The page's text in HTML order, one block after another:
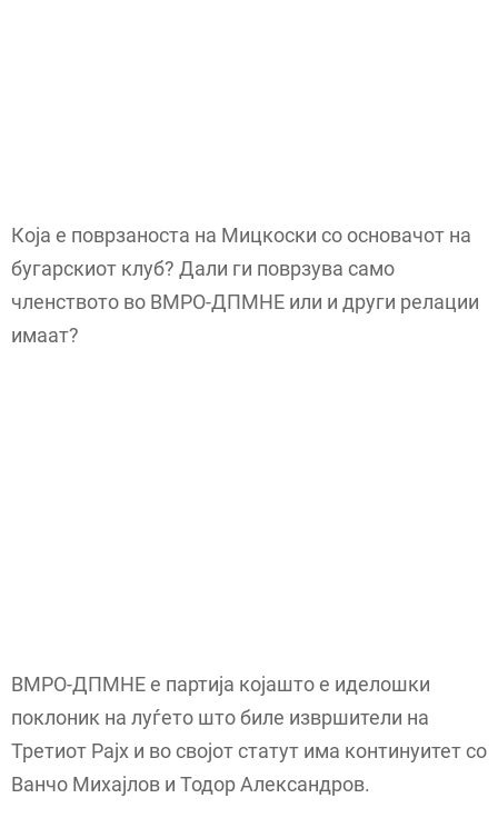
Која е поврзаноста на Мицкоски со основачот на
бугарскиот клуб? Дали ги поврзува само
членството во ВМРО-ДПМНЕ или и други релации
имаат?
ВМРО-ДПМНЕ е партија којашто е иделошки
поклоник на луѓето што биле извршители на
Третиот Рајх и во својот статут има континуитет со
Ванчо Михајлов и Тодор Александров.